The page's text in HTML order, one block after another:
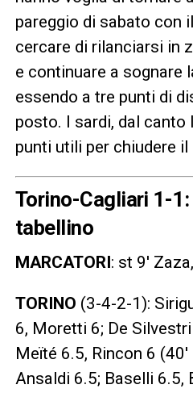
pareggio di sabato con
cercare di rilanciarsi in
e continuare a sognare
essendo a tre punti di
posto. I sardi, dal canto
punti utili per chiudere
Torino-Cagliari 1-
tabellino
MARCATORI : st 9′
TORINO (3-4-2-1):
6, Moretti 6; De Silvestri
Meïté 6.5, Rincon 6
Ansaldi 6.5; Baselli 6.5,